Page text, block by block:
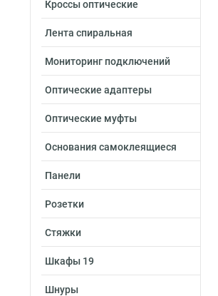
Кроссы оптические
Лента спиральная
Мониторинг подключений
Оптические адаптеры
Оптические муфты
Основания самоклеящиеся
Панели
Розетки
Стяжки
Шкафы 19
Шнуры